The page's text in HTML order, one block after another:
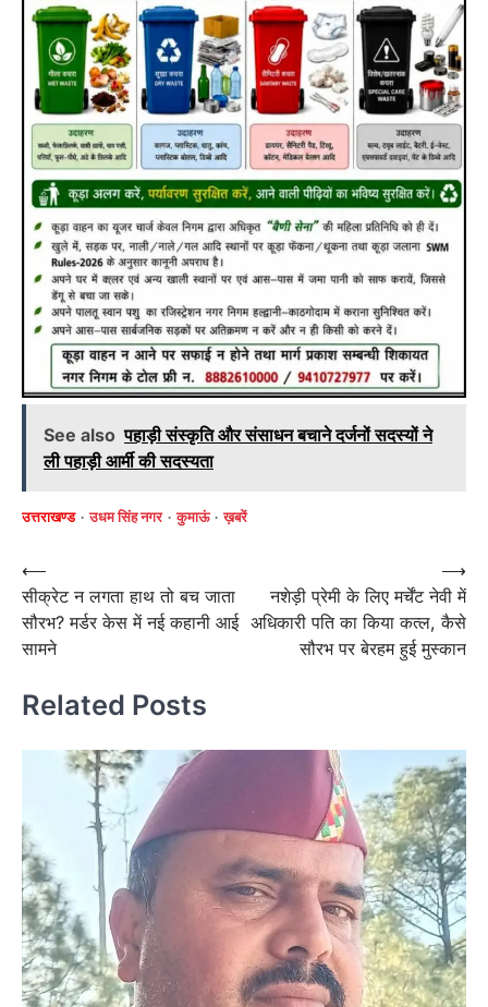
See also पहाड़ी संस्कृति और संसाधन बचाने दर्जनों सदस्यों ने
ली पहाड़ी आर्मी की सदस्यता
उत्तराखण्ड उधम सिंह नगर कुमाऊं ख़बरें
Post
navigation
⟵
सीक्रेट न लगता हाथ तो बच जाता
सौरभ? मर्डर केस में नई कहानी आई
सामने
नशेड़ी प्रेमी के लिए मर्चेंट नेवी में
अधिकारी पति का किया कत्ल, कैसे
सौरभ पर बेरहम हुई मुस्कान
⟶
Related Posts